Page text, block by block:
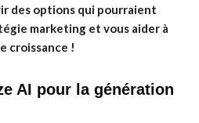
des options qui pourraient
marketing et vous aider à
croissance !
AI pour la génération